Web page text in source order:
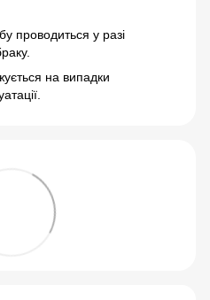
проводиться у разі
на випадки